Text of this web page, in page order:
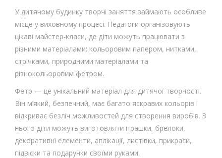
У дитячому будинку творчі заняття займають особливе
місце у виховному процесі. Педагоги організовують
цікаві майстер-класи, де діти можуть працювати з
різними матеріалами: кольоровим папером, нитками,
стрічками, природними матеріалами та
різнокольоровим фетром.
Фетр — це унікальний матеріал для дитячої творчості.
Він м’який, безпечний, має багато яскравих кольорів і
відкриває безліч можливостей для створення виробів. З
нього діти можуть виготовляти іграшки, брелоки,
декоративні елементи, аплікації, листівки, прикраси,
підвіски та подарунки своїми руками.